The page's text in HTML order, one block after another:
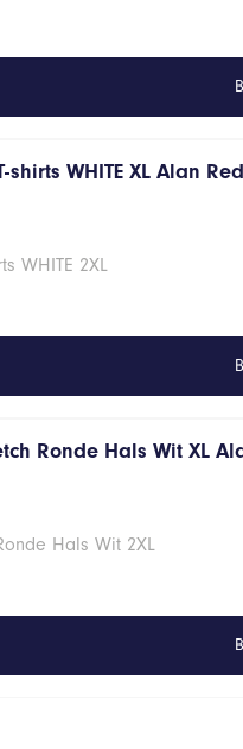
WHITE XL Alan Red
WHITE 2XL
Ronde Hals Wit XL
Hals Wit 2XL